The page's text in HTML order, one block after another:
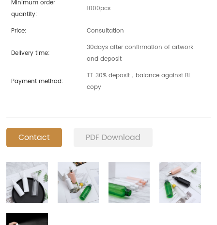
Minimum order
quantity:
1000pcs
Price: Consultation
Delivery time:
30days after confirmation of artwork
and deposit
Payment method:
TT 30% deposit，balance against BL
copy
Contact PDF Download